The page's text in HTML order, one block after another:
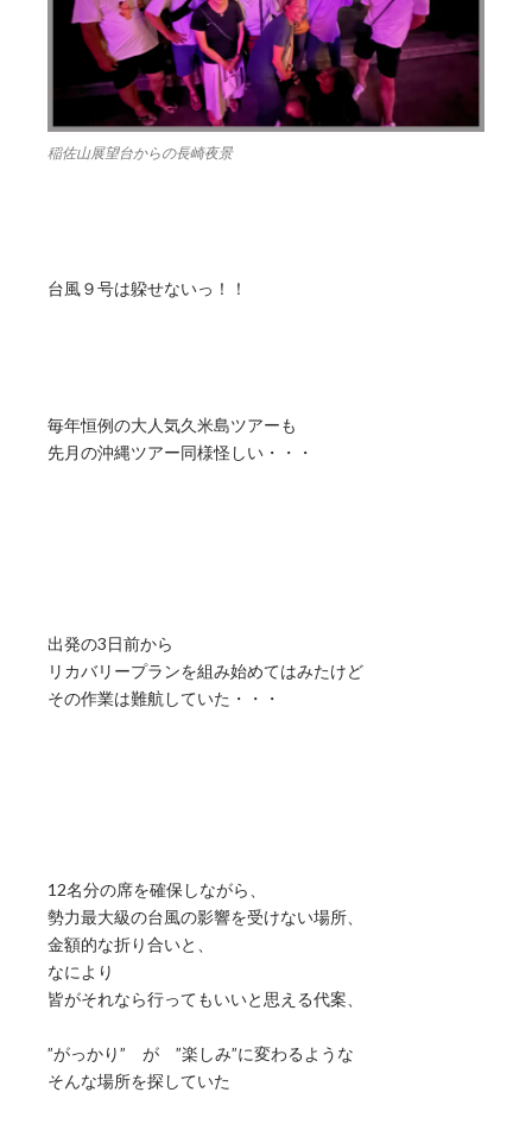
稲佐山展望台からの長崎夜景
台風９号は躱せないっ！！
毎年恒例の大人気久米島ツアーも
先月の沖縄ツアー同様怪しい・・・
出発の3日前から
リカバリープランを組み始めてはみたけど
その作業は難航していた・・・
12名分の席を確保しながら、
勢力最大級の台風の影響を受けない場所、
金額的な折り合いと、
なにより
皆がそれなら行ってもいいと思える代案、
”がっかり” が ”楽しみ”に変わるような
そんな場所を探していた